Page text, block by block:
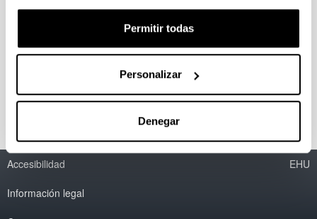
Permitir todas
Personalizar
Denegar
Amaia Elizalde Estenaga
laboa.katedra@ehu.eus/amaia.elizalde@ehu.eus
pio.perez@ehu.eus
Accesibilidad
Información legal
EHU